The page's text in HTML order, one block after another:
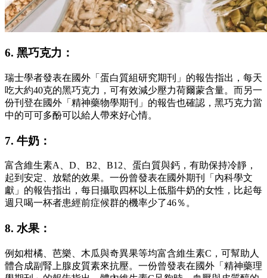
6. 黑巧克力：
瑞士學者發表在國外「蛋白質組研究期刊」的報告指出，每天
吃大約40克的黑巧克力，可有效減少壓力荷爾蒙含量。而另一
份刊登在國外「精神藥物學期刊」的報告也確認，黑巧克力當
中的可可多酚可以給人帶來好心情。
7. 牛奶：
富含維生素A、D、B2、B12、蛋白質與鈣，有助保持冷靜，
起到安定、放鬆的效果。一份曾發表在國外期刊「內科學文
獻」的報告指出，每日攝取四杯以上低脂牛奶的女性，比起每
週只喝一杯者患經前症候群的機率少了46％。
8. 水果：
例如柑橘、芭樂、木瓜與奇異果等均富含維生素C，可幫助人
體合成副腎上腺皮質素來抗壓。一份曾發表在國外「精神藥理